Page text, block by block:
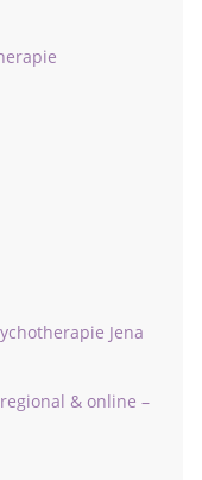
Jena
& online –